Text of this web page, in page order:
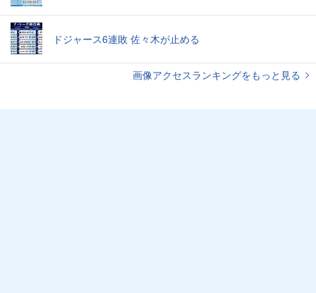
ドジャース6連敗 佐々木が止める
画像アクセスランキングをもっと見る